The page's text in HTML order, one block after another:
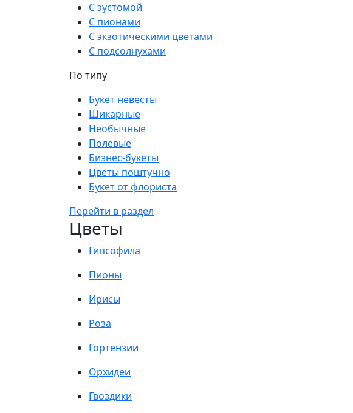
С эустомой
С пионами
С экзотическими цветами
С подсолнухами
По типу
Букет невесты
Шикарные
Необычные
Полевые
Бизнес-букеты
Цветы поштучно
Букет от флориста
Перейти в раздел
Цветы
Гипсофила
Пионы
Ирисы
Роза
Гортензии
Орхидеи
Гвоздики